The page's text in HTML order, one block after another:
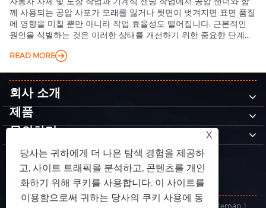
께 사용되는 공압 사포가 모래를 잃거나 뒷면이 벗겨지면 표면 품질
에 영향을 미칠 뿐만 아니라 작업 효율성도 떨어집니다. 근본적인
원인을 식별하는 것은 이러한 상태를 개선하기 위한 중요한 단계입
READ MORE
회사 소개
제품
문의하기
팔로우
Sitemap
X
당사는 귀하에게 더 나은 탐색 경험을 제공하
고, 사이트 트래픽을 분석하고, 콘텐츠를 개인
화하기 위해 쿠키를 사용합니다. 이 사이트를
이용함으로써 귀하는 당사의 쿠키 사용에 동